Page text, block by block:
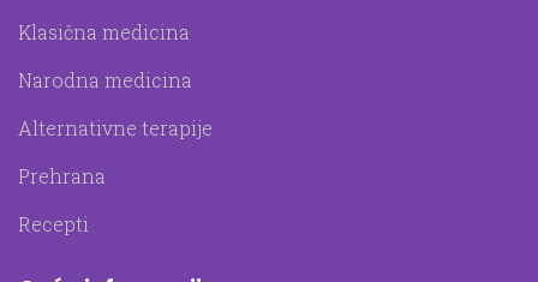
Klasična medicina
Narodna medicina
Alternativne terapije
Prehrana
Recepti